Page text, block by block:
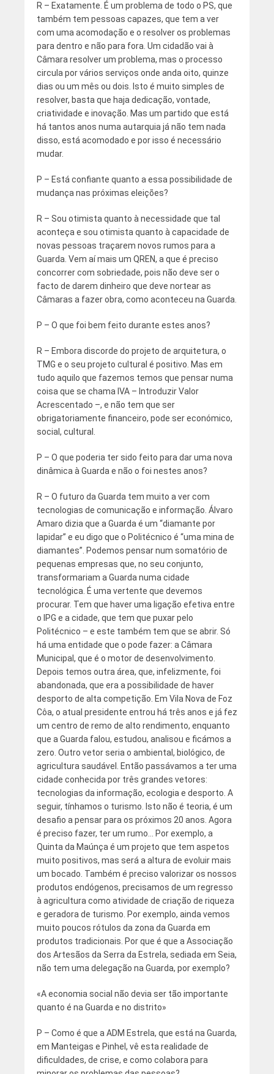
R – Exatamente. É um problema de todo o PS, que
também tem pessoas capazes, que tem a ver
com uma acomodação e o resolver os problemas
para dentro e não para fora. Um cidadão vai à
Câmara resolver um problema, mas o processo
circula por vários serviços onde anda oito, quinze
dias ou um mês ou dois. Isto é muito simples de
resolver, basta que haja dedicação, vontade,
criatividade e inovação. Mas um partido que está
há tantos anos numa autarquia já não tem nada
disso, está acomodado e por isso é necessário
mudar.
P – Está confiante quanto a essa possibilidade de
mudança nas próximas eleições?
R – Sou otimista quanto à necessidade que tal
aconteça e sou otimista quanto à capacidade de
novas pessoas traçarem novos rumos para a
Guarda. Vem aí mais um QREN, a que é preciso
concorrer com sobriedade, pois não deve ser o
facto de darem dinheiro que deve nortear as
Câmaras a fazer obra, como aconteceu na Guarda.
P – O que foi bem feito durante estes anos?
R – Embora discorde do projeto de arquitetura, o
TMG e o seu projeto cultural é positivo. Mas em
tudo aquilo que fazemos temos que pensar numa
coisa que se chama IVA – Introduzir Valor
Acrescentado –, e não tem que ser
obrigatoriamente financeiro, pode ser económico,
social, cultural.
P – O que poderia ter sido feito para dar uma nova
dinâmica à Guarda e não o foi nestes anos?
R – O futuro da Guarda tem muito a ver com
tecnologias de comunicação e informação. Álvaro
Amaro dizia que a Guarda é um “diamante por
lapidar” e eu digo que o Politécnico é “uma mina de
diamantes”. Podemos pensar num somatório de
pequenas empresas que, no seu conjunto,
transformariam a Guarda numa cidade
tecnológica. É uma vertente que devemos
procurar. Tem que haver uma ligação efetiva entre
o IPG e a cidade, que tem que puxar pelo
Politécnico – e este também tem que se abrir. Só
há uma entidade que o pode fazer: a Câmara
Municipal, que é o motor de desenvolvimento.
Depois temos outra área, que, infelizmente, foi
abandonada, que era a possibilidade de haver
desporto de alta competição. Em Vila Nova de Foz
Côa, o atual presidente entrou há três anos e já fez
um centro de remo de alto rendimento, enquanto
que a Guarda falou, estudou, analisou e ficámos a
zero. Outro vetor seria o ambiental, biológico, de
agricultura saudável. Então passávamos a ter uma
cidade conhecida por três grandes vetores:
tecnologias da informação, ecologia e desporto. A
seguir, tínhamos o turismo. Isto não é teoria, é um
desafio a pensar para os próximos 20 anos. Agora
é preciso fazer, ter um rumo… Por exemplo, a
Quinta da Maúnça é um projeto que tem aspetos
muito positivos, mas será a altura de evoluir mais
um bocado. Também é preciso valorizar os nossos
produtos endógenos, precisamos de um regresso
à agricultura como atividade de criação de riqueza
e geradora de turismo. Por exemplo, ainda vemos
muito poucos rótulos da zona da Guarda em
produtos tradicionais. Por que é que a Associação
dos Artesãos da Serra da Estrela, sediada em Seia,
não tem uma delegação na Guarda, por exemplo?
«A economia social não devia ser tão importante
quanto é na Guarda e no distrito»
P – Como é que a ADM Estrela, que está na Guarda,
em Manteigas e Pinhel, vê esta realidade de
dificuldades, de crise, e como colabora para